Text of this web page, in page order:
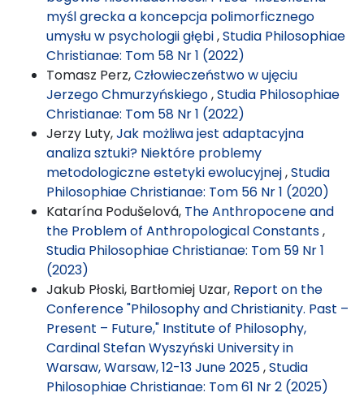
myśl grecka a koncepcja polimorficznego
umysłu w psychologii głębi,Studia Philosophiae
Christianae: Tom 58 Nr 1 (2022)
Tomasz Perz,Człowieczeństwo w ujęciu
Jerzego Chmurzyńskiego,Studia Philosophiae
Christianae: Tom 58 Nr 1 (2022)
Jerzy Luty,Jak możliwa jest adaptacyjna
analiza sztuki? Niektóre problemy
metodologiczne estetyki ewolucyjnej,Studia
Philosophiae Christianae: Tom 56 Nr 1 (2020)
Katarína Podušelová, The Anthropocene and
the Problem of Anthropological Constants,
Studia Philosophiae Christianae: Tom 59 Nr 1
(2023)
Jakub Płoski, Bartłomiej Uzar, Report on the
Conference "Philosophy and Christianity. Past –
Present – Future," Institute of Philosophy,
Cardinal Stefan Wyszyński University in
Warsaw, Warsaw, 12-13 June 2025,Studia
Philosophiae Christianae: Tom 61 Nr 2 (2025)